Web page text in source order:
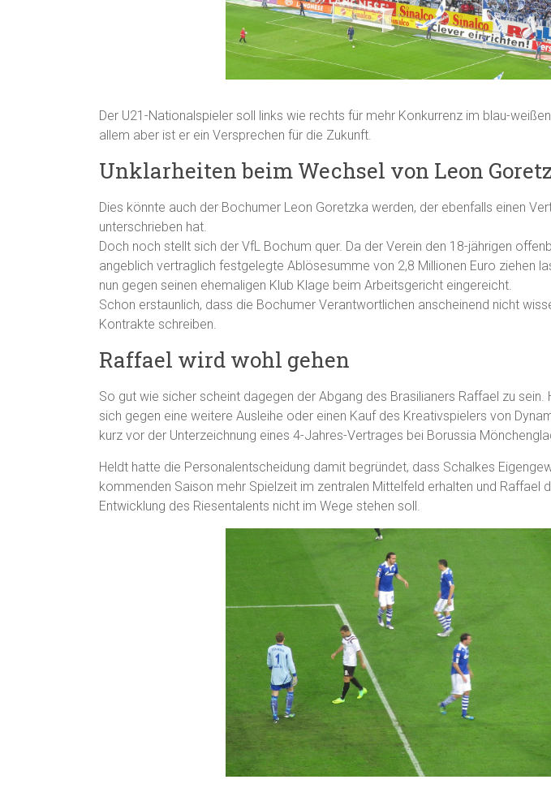
Der U21-Nationalspieler soll links wie rechts für mehr Konkurrenz im blau-
allem aber ist er ein Versprechen für die Zukunft.
Unklarheiten beim Wechsel von Leon
Dies könnte auch der Bochumer Leon Goretzka werden, der ebenfalls einen
unterschrieben hat.
Doch noch stellt sich der VfL Bochum quer. Da der Verein den 18-jährigen
angeblich vertraglich festgelegte Ablösesumme von 2,8 Millionen Euro ziehen
nun gegen seinen ehemaligen Klub Klage beim Arbeitsgericht eingereicht.
Schon erstaunlich, dass die Bochumer Verantwortlichen anscheinend nicht
Kontrakte schreiben.
Raffael wird wohl gehen
So gut wie sicher scheint dagegen der Abgang des Brasilianers Raffael zu sein.
sich gegen eine weitere Ausleihe oder einen Kauf des Kreativspielers von
kurz vor der Unterzeichnung eines 4-Jahres-Vertrages bei Borussia
Heldt hatte die Personalentscheidung damit begründet, dass Schalkes
kommenden Saison mehr Spielzeit im zentralen Mittelfeld erhalten und Raffael
Entwicklung des Riesentalents nicht im Wege stehen soll.